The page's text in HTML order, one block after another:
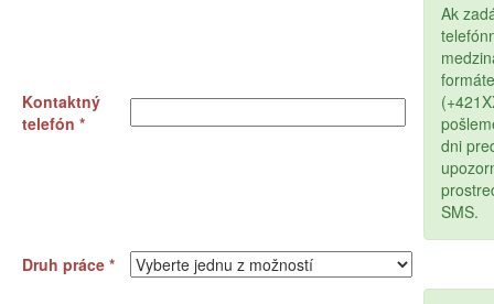
Kontaktný
telefón *
Ak
formáte
dni
SMS.
Druh práce *